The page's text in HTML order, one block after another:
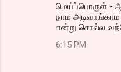
மெய்ப்பொருள் -
நாம
என்று சொல்ல
6:15 PM